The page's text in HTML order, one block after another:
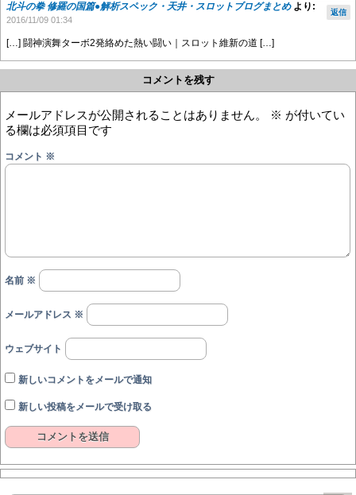
北斗の拳 修羅の国篇●解析スペック・天井・スロットブログまとめ より:
2016/11/09 01:34
[…] 闘神演舞ターボ2発絡めた熱い闘い｜スロット維新の道 […]
返信
コメントを残す
メールアドレスが公開されることはありません。 ※ が付いてい
る欄は必須項目です
コメント ※
名前 ※
メールアドレス ※
ウェブサイト
新しいコメントをメールで通知
新しい投稿をメールで受け取る